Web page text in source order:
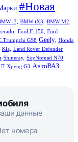
#Новая
i3, BMW iX3,
BMW M2,
Ford F-150,
Ford
Trumpchi GS8 Geely,
Honda
Kia, Land Rover Defender
Shineray, SkyNomad N70,
Xpeng G3 АвтоВАЗ
данные
номера